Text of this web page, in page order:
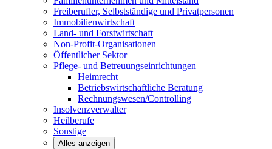
Freiberufler, Selbstständige und Privatpersonen
Immobilienwirtschaft
Land- und Forstwirtschaft
Non-Profit-Organisationen
Öffentlicher Sektor
Pflege- und Betreuungseinrichtungen
Heimrecht
Betriebswirtschaftliche Beratung
Rechnungswesen/Controlling
Insolvenzverwalter
Heilberufe
Sonstige
Alles anzeigen